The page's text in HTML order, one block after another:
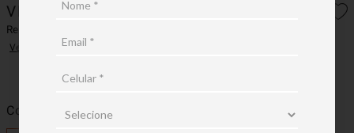
VESTIDO MIDI NYLON COM ZÍPER
Ref.:
Ver avaliações
Cor Laranja